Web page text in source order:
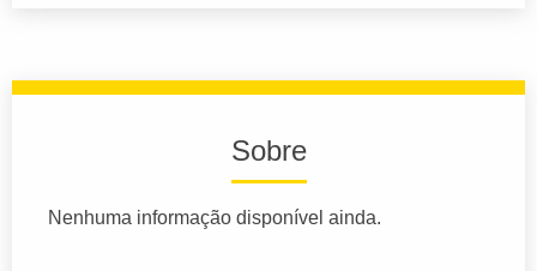
Sobre
Nenhuma informação disponível ainda.